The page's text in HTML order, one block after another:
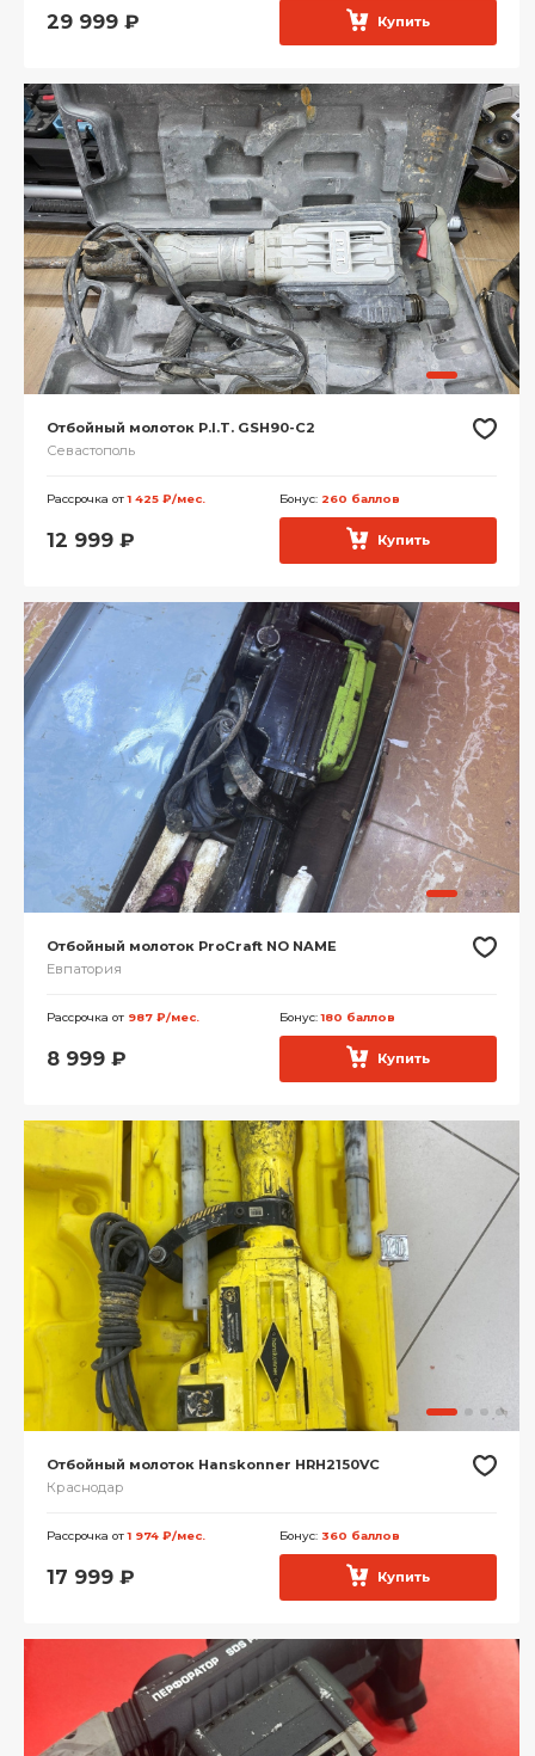
29 999 ₽ Купить
Отбойный молоток P.I.T. GSH90-C2
Севастополь
Рассрочка от1 425 ₽/мес. Бонус: 260 баллов
12 999 ₽ Купить
Отбойный молоток ProCraft NO NAME
Евпатория
Рассрочка от 987 ₽/мес. Бонус:180 баллов
8 999 ₽ Купить
Отбойный молоток Hanskonner HRH2150VC
Краснодар
Рассрочка от1 974 ₽/мес. Бонус: 360 баллов
17 999 ₽ Купить